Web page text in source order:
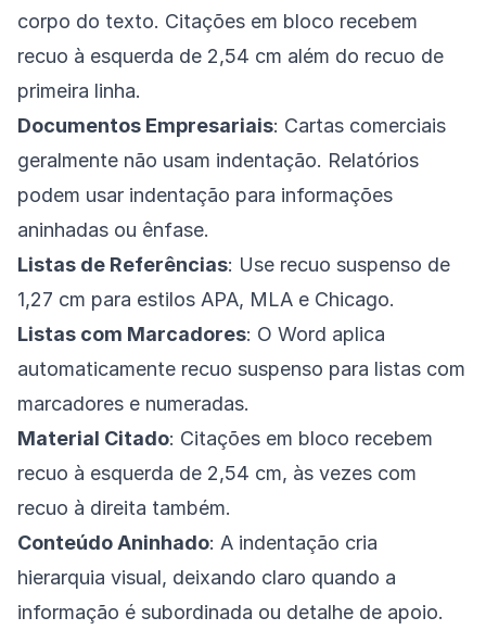
corpo do texto. Citações em bloco recebem
recuo à esquerda de 2,54 cm além do recuo de
primeira linha.
Documentos Empresariais: Cartas comerciais
geralmente não usam indentação. Relatórios
podem usar indentação para informações
aninhadas ou ênfase.
Listas de Referências: Use recuo suspenso de
1,27 cm para estilos APA, MLA e Chicago.
Listas com Marcadores: O Word aplica
automaticamente recuo suspenso para listas com
marcadores e numeradas.
Material Citado: Citações em bloco recebem
recuo à esquerda de 2,54 cm, às vezes com
recuo à direita também.
Conteúdo Aninhado: A indentação cria
hierarquia visual, deixando claro quando a
informação é subordinada ou detalhe de apoio.